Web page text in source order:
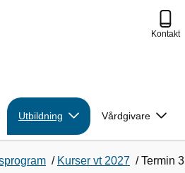
Kontakt
Utbildning Vårdgivare
/ Kurser vt 2027 /Termin 3